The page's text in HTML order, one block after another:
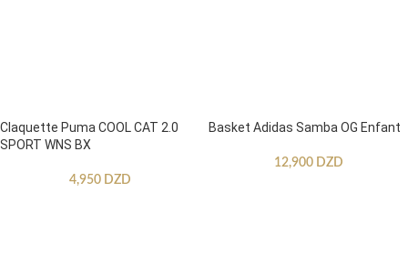
Claquette Puma COOL CAT 2.0
SPORT WNS BX
4,950 DZD
Basket Adidas Samba OG Enfant
12,900 DZD